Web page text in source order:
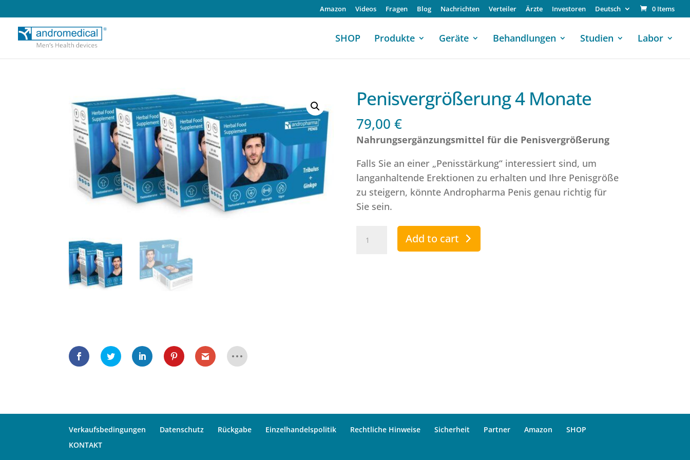
Amazon Videos Fragen Blog Nachrichten Verteiler Ärzte Investoren Deutsch 0 Items
SHOP Produkte Geräte Behandlungen Studien Labor
Penisvergrößerung 4 Monate
79,00 €
Nahrungsergänzungsmittel für die Penisvergrößerung
Falls Sie an einer „Penisstärkung“ interessiert sind, um
langanhaltende Erektionen zu erhalten und Ihre Penisgröße
zu steigern, könnte Andropharma Penis genau richtig für
Sie sein.
Penisvergrößerung
Add to cart
Verkaufsbedingungen Datenschutz Rückgabe Einzelhandelspolitik Rechtliche Hinweise Sicherheit Partner Amazon
SHOP
KONTAKT